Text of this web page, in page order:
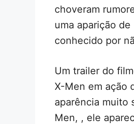
choveram
uma aparição
conhecido por
Um trailer do
X-Men em ação
aparência muito
Men, , ele